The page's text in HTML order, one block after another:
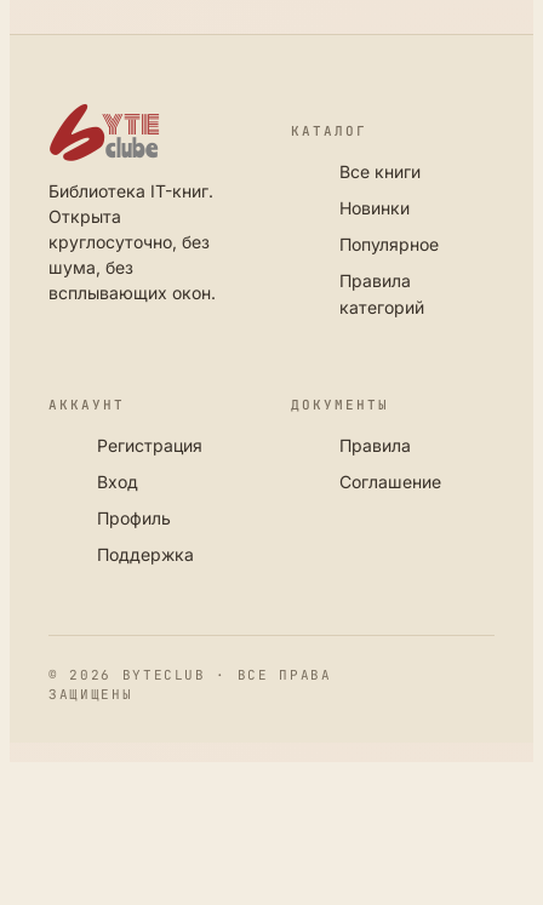
Библиотека IT-книг.
Открыта
круглосуточно, без
шума, без
всплывающих окон.
КАТАЛОГ
Все книги
Новинки
Популярное
Правила
категорий
АККАУНТ
Регистрация
Вход
Профиль
Поддержка
ДОКУМЕНТЫ
Правила
Соглашение
© 2026 BYTECLUB · ВСЕ ПРАВА
ЗАЩИЩЕНЫ